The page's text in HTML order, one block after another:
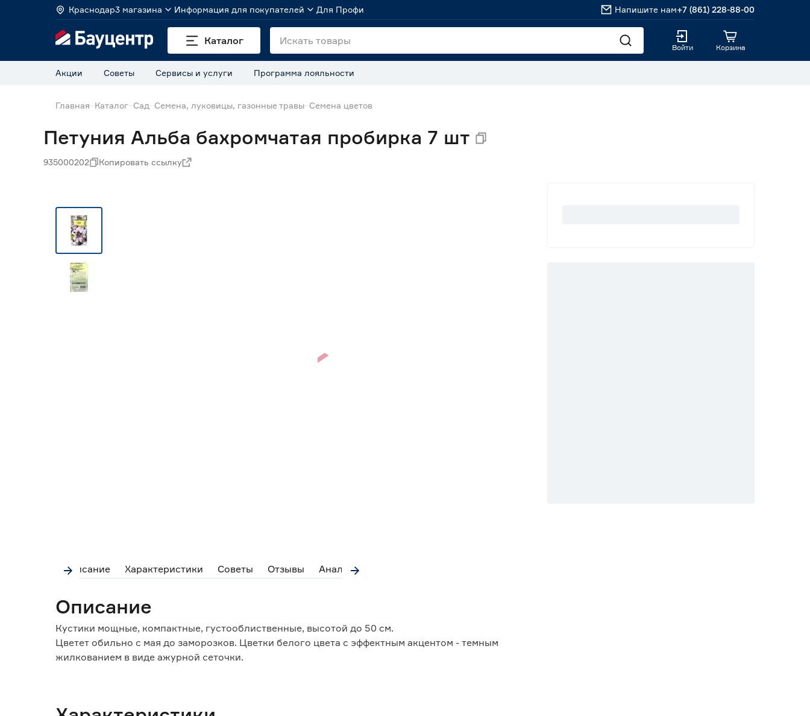
Краснодар3 магазина Информация для покупателей Для Профи Напишите нам+7 (861) 228-88-00
Каталог
Войти Корзина
Акции Советы Сервисы и услуги Программа лояльности
Главная Каталог Сад Семена, луковицы, газонные травы Семена цветов
Петуния Альба бахромчатая пробирка 7 шт
935000202 Копировать ссылку
Описание Характеристики Советы Отзывы Аналоги
Описание
Кустики мощные, компактные, густооблиственные, высотой до 50 см.
Цветет обильно с мая до заморозков. Цветки белого цвета с эффектным акцентом - темным
жилкованием в виде ажурной сеточки.